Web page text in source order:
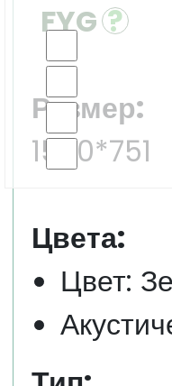
FYG
Размер:
1540*751
Цвета:
Цвет: